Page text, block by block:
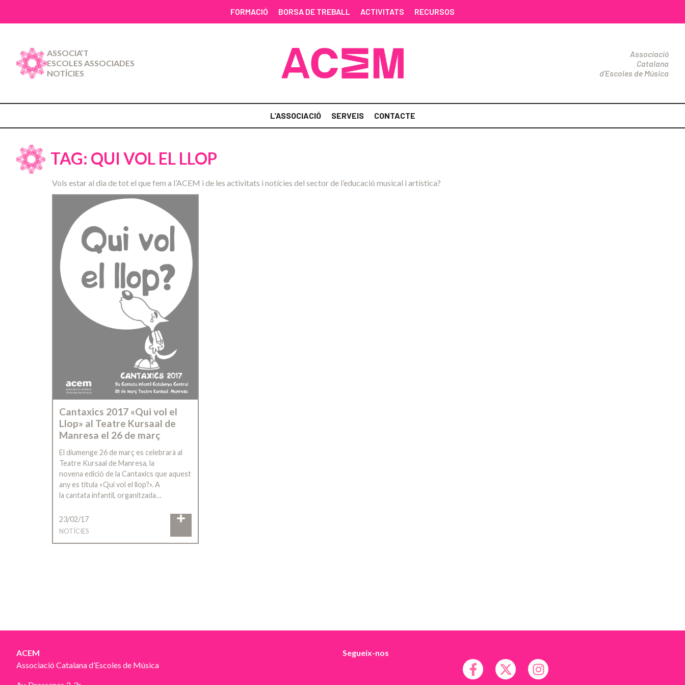
FORMACIÓ BORSA DE TREBALL ACTIVITATS RECURSOS
ASSOCIA’T
ESCOLES ASSOCIADES
NOTÍCIES
Associació
Catalana
d'Escoles de Música
L’ASSOCIACIÓ SERVEIS CONTACTE
TAG: QUI VOL EL LLOP
Vols estar al dia de tot el que fem a l’ACEM i de les activitats i notícies del sector de l’educació musical i artística?
Cantaxics 2017 «Qui vol el
Llop» al Teatre Kursaal de
Manresa el 26 de març
El diumenge 26 de març es celebrarà al
Teatre Kursaal de Manresa, la
novena edició de la Cantaxics que aquest
any es titula «Qui vol el llop?». A
la cantata infantil, organitzada…
23/02/17
NOTÍCIES
ACEM
Associació Catalana d’Escoles de Música
Segueix-nos